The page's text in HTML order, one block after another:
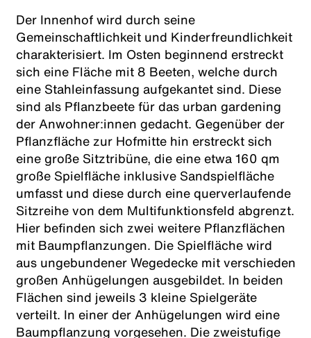
Der Innenhof wird durch seine
Gemeinschaftlichkeit und Kinderfreundlichkeit
charakterisiert. Im Osten beginnend erstreckt
sich eine Fläche mit 8 Beeten, welche durch
eine Stahleinfassung aufgekantet sind. Diese
sind als Pflanzbeete für das urban gardening
der Anwohner:innen gedacht. Gegenüber der
Pflanzfläche zur Hofmitte hin erstreckt sich
eine große Sitztribüne, die eine etwa 160 qm
große Spielfläche inklusive Sandspielfläche
umfasst und diese durch eine querverlaufende
Sitzreihe von dem Multifunktionsfeld abgrenzt.
Hier befinden sich zwei weitere Pflanzflächen
mit Baumpflanzungen. Die Spielfläche wird
aus ungebundener Wegedecke mit verschieden
großen Anhügelungen ausgebildet. In beiden
Flächen sind jeweils 3 kleine Spielgeräte
verteilt. In einer der Anhügelungen wird eine
Baumpflanzung vorgesehen. Die zweistufige